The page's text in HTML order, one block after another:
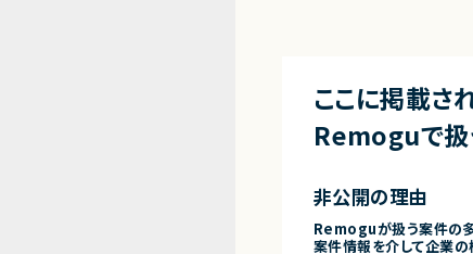
ここに掲載さ
Remoguで扱
非公開の理由
Remoguが扱う案件の多
案件情報を介して企業